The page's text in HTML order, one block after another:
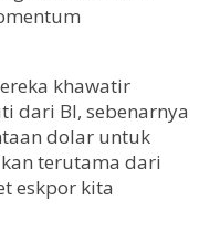
khawatir
dari BI, sebenarnya
dolar untuk
terutama dari
eskpor kita